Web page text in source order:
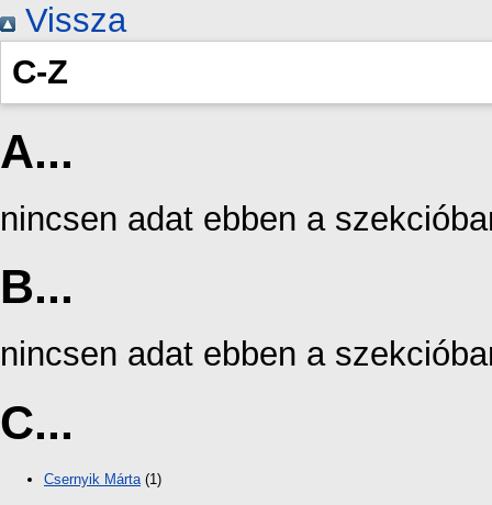
Vissza
C-Z
A...
nincsen adat ebben a
B...
nincsen adat ebben a
C...
Csernyik Márta (1)